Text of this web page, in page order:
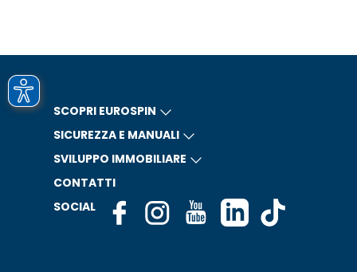
SCOPRI EUROSPIN
SICUREZZA E MANUALI
SVILUPPO IMMOBILIARE
CONTATTI
SOCIAL